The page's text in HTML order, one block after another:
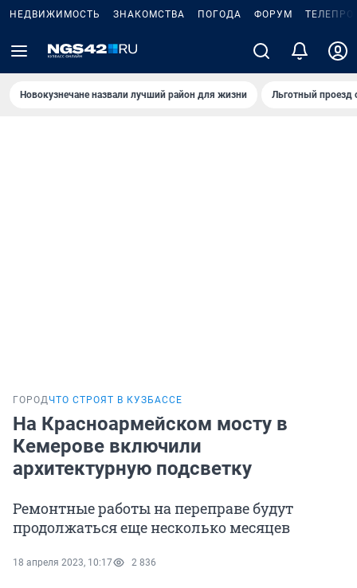
НЕДВИЖИМОСТЬ ЗНАКОМСТВА ПОГОДА ФОРУМ
Новокузнечане назвали лучший район для жизни Льготный проезд
ГОРОДЧТО СТРОЯТ В КУЗБАССЕ
На Красноармейском мосту в
Кемерове включили
архитектурную подсветку
Ремонтные работы на переправе будут
продолжаться еще несколько месяцев
18 апреля 2023, 10:17 2 836